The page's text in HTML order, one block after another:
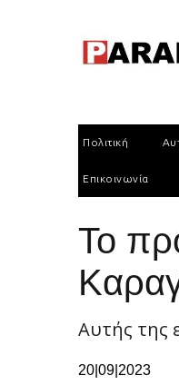
Πολιτική
Επικοινωνία
Το
Αυτής της
20|09|2023